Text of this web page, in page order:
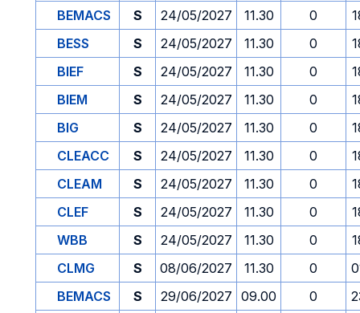
BEMACS
S 24/05/2027 11.30 0
BESS
S 24/05/2027 11.30 0
BIEF
S 24/05/2027 11.30 0
BIEM
S 24/05/2027 11.30 0
BIG
S 24/05/2027 11.30 0
CLEACC
S 24/05/2027 11.30 0
CLEAM
S 24/05/2027 11.30 0
CLEF
S 24/05/2027 11.30 0
WBB
S 24/05/2027 11.30 0
CLMG
S 08/06/2027 11.30 0
BEMACS
S 29/06/2027 09.00 0